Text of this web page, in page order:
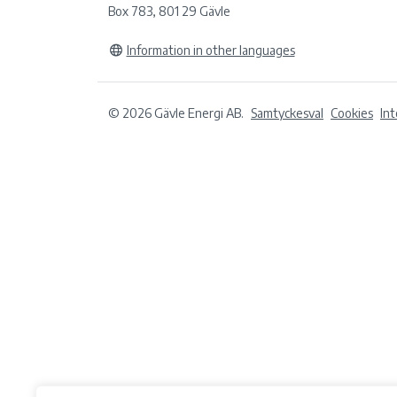
Box 783, 801 29 Gävle
Information in other languages
© 2026 Gävle Energi AB. Samtyckesval Cookies